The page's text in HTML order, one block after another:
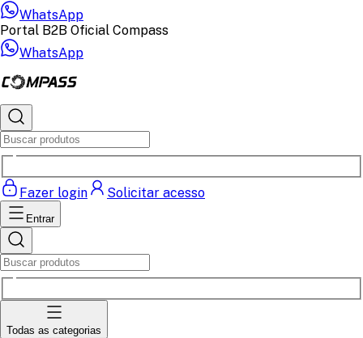
WhatsApp
Portal B2B Oficial Compass
WhatsApp
Fazer login Solicitar acesso
Entrar
Todas as categorias